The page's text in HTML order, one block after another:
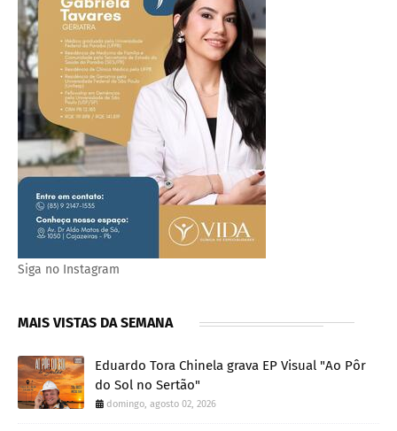
Siga no Instagram
MAIS VISTAS DA SEMANA
Eduardo Tora Chinela grava EP Visual "Ao Pôr
do Sol no Sertão"
domingo, agosto 02, 2026